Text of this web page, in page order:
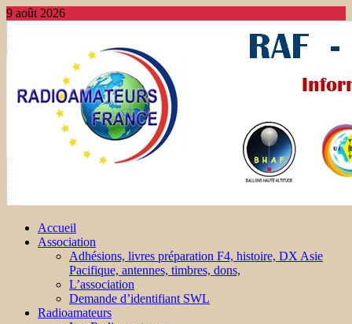
9 août 2026
Accueil
Association
Adhésions, livres préparation F4, histoire, DX Asie
Pacifique, antennes, timbres, dons,
L’association
Demande d’identifiant SWL
Radioamateurs